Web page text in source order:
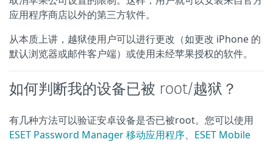
应用程序商店以外的第三方软件。
从本质上讲，越狱使用户可以进行更改（如更改 iPhone 的
默认浏览器或邮件客户端）或使用未经苹果授权的软件。
如何判断我的设备已被 root/越狱？
有几种方法可以验证安卓设备是否已被root。您可以使用
ESET Password Manager 移动应用程序、 ESET Mobile